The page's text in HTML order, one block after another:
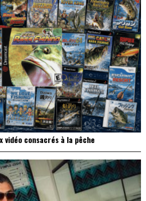
vidéo consacrés à la pêche